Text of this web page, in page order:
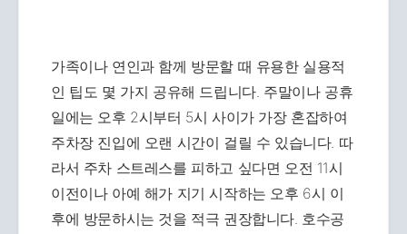
가족이나 연인과 함께 방문할 때 유용한 실용적
인 팁도 몇 가지 공유해 드립니다. 주말이나 공휴
일에는 오후 2시부터 5시 사이가 가장 혼잡하여
주차장 진입에 오랜 시간이 걸릴 수 있습니다. 따
라서 주차 스트레스를 피하고 싶다면 오전 11시
이전이나 아예 해가 지기 시작하는 오후 6시 이
후에 방문하시는 것을 적극 권장합니다. 호수공